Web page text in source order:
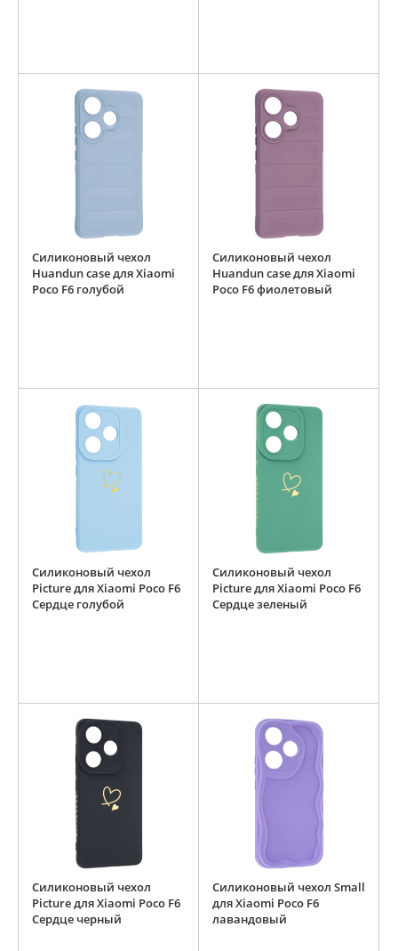
Силиконовый чехол
Huandun case для Xiaomi
Poco F6 голубой
Силиконовый чехол
Huandun case для Xiaomi
Poco F6 фиолетовый
Силиконовый чехол
Picture для Xiaomi Poco F6
Сердце голубой
Силиконовый чехол
Picture для Xiaomi Poco F6
Сердце зеленый
Силиконовый чехол
Picture для Xiaomi Poco F6
Сердце черный
Силиконовый чехол Small
для Xiaomi Poco F6
лавандовый